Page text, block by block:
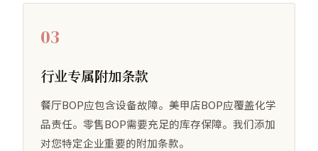
03
行业专属附加条款
餐厅BOP应包含设备故障。美甲店BOP应覆盖化学
品责任。零售BOP需要充足的库存保障。我们添加
对您特定企业重要的附加条款。